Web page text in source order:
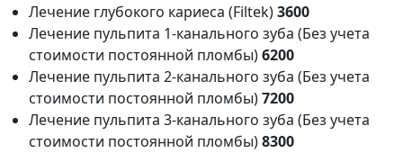
Лечение глубокого кариеса (Filtek)3600
Лечение пульпита 1-канального зуба (Без учета
стоимости постоянной пломбы)6200
Лечение пульпита 2-канального зуба (Без учета
стоимости постоянной пломбы)7200
Лечение пульпита 3-канального зуба (Без учета
стоимости постоянной пломбы)8300